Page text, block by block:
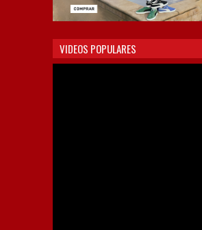
VIDEOS POPULARES